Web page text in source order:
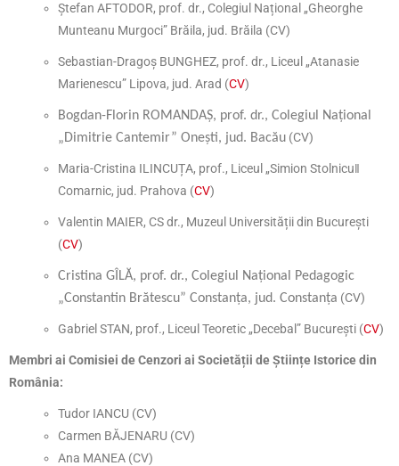
Ștefan AFTODOR, prof. dr., Colegiul Național „Gheorghe
Munteanu Murgoci” Brăila, jud. Brăila (CV)
Sebastian-Dragoș BUNGHEZ, prof. dr., Liceul „Atanasie
Marienescu” Lipova, jud. Arad (CV)
Bogdan-Florin ROMANDAȘ, prof. dr., Colegiul Național
„Dimitrie Cantemir” Onești, jud. Bacău (CV)
Maria-Cristina ILINCUȚA, prof., Liceul „Simion Stolnicu‖
Comarnic, jud. Prahova (CV)
Valentin MAIER, CS dr., Muzeul Universității din București
(CV)
Cristina GÎLĂ, prof. dr., Colegiul Național Pedagogic
„Constantin Brătescu” Constanța, jud. Constanța (CV)
Gabriel STAN, prof., Liceul Teoretic „Decebal” București (CV)
Membri ai Comisiei de Cenzori ai Societății de Științe Istorice din
România:
Tudor IANCU (CV)
Carmen BĂJENARU (CV)
Ana MANEA (CV)